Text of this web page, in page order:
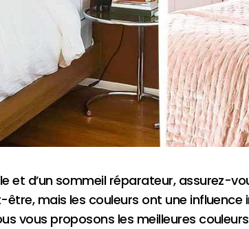
et d’un sommeil réparateur, assurez-
être, mais les couleurs ont une
vous proposons les meilleures